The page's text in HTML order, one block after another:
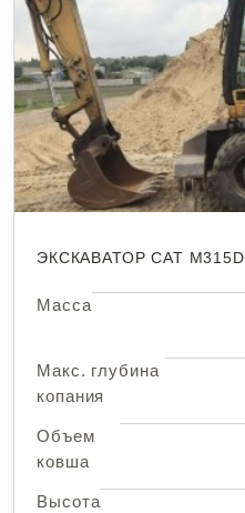
ЭКСКАВАТОР CAT M315D
Масса
Макс. глубина
копания
Объем
ковша
Высота